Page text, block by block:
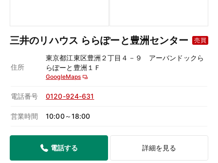
三井のリハウス ららぽーと豊洲センター 売買
住所
東京都江東区豊洲２丁目４－９ アーバンドックら
らぽーと豊洲１Ｆ
GoogleMaps
電話番号 0120-924-631
営業時間 10:00～18:00
電話する 詳細を見る